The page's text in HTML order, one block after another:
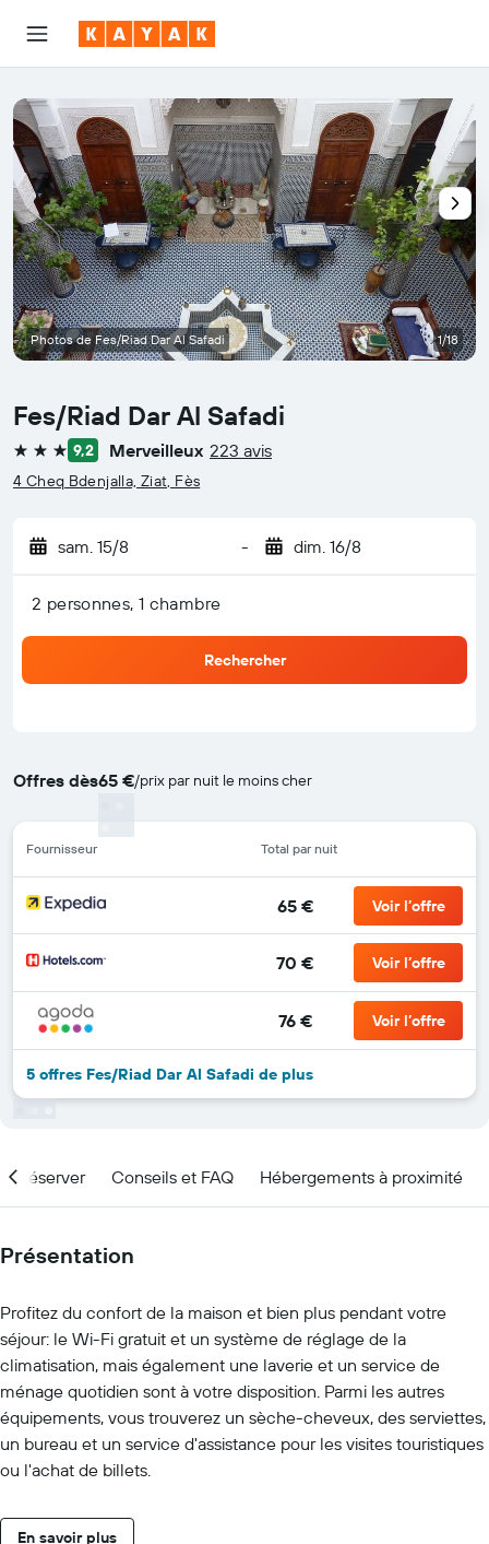
Fes/Riad Dar Al Safadi
3 étoiles9,2 Merveilleux 223 avis
4 Cheq Bdenjalla, Ziat, Fès
sam. 15/8 - dim. 16/8
2 personnes, 1 chambre
Rechercher
Offres dès65 €/prix par nuit le moins cher
Fournisseur Total par nuit
65 € Voir l’offre
70 € Voir l’offre
76 € Voir l’offre
5 offres Fes/Riad Dar Al Safadi de plus
Photos de Fes/Riad Dar Al Safadi 1/18
réserver Conseils et FAQ Hébergements à proximité
Présentation
Profitez du confort de la maison et bien plus pendant votre
séjour: le Wi-Fi gratuit et un système de réglage de la
climatisation, mais également une laverie et un service de
ménage quotidien sont à votre disposition. Parmi les autres
équipements, vous trouverez un sèche-cheveux, des serviettes,
un bureau et un service d'assistance pour les visites touristiques
ou l'achat de billets.
En savoir plus